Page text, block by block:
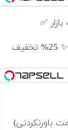
✅
🎯 چشم‌هایی زیباتر، نگاهی جوان‌تر! ✨ 25% تخفیف
باورنکردنی)